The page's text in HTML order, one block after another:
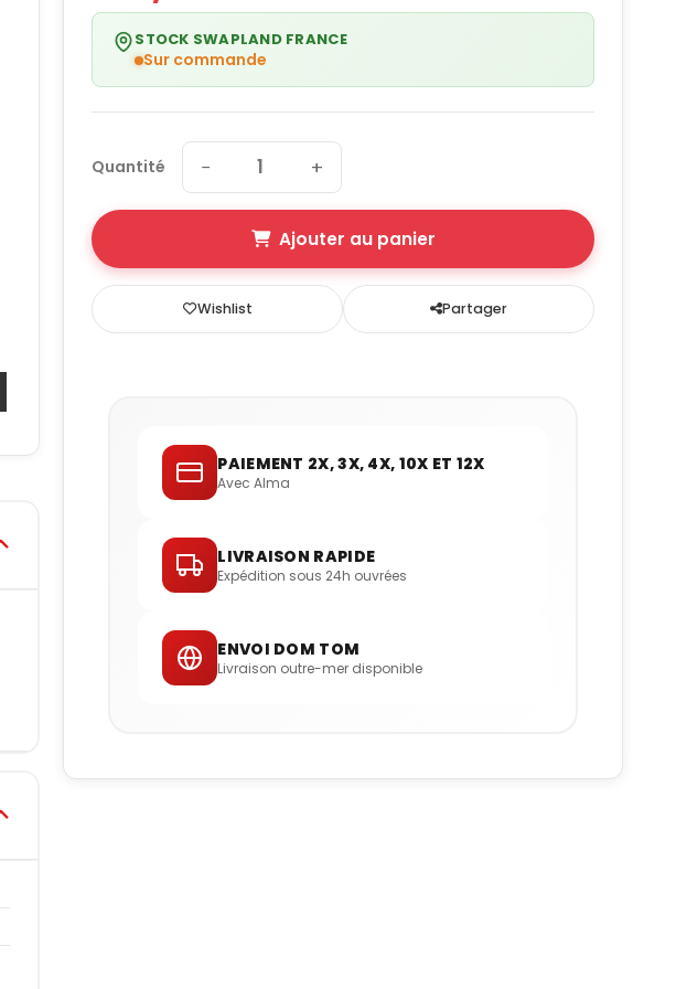
STOCK SWAPLAND FRANCE
Sur commande
Quantité − +
Ajouter au panier
Wishlist Partager
PAIEMENT 2X, 3X, 4X, 10X ET 12X
Avec Alma
LIVRAISON RAPIDE
Expédition sous 24h ouvrées
ENVOI DOM TOM
Livraison outre-mer disponible